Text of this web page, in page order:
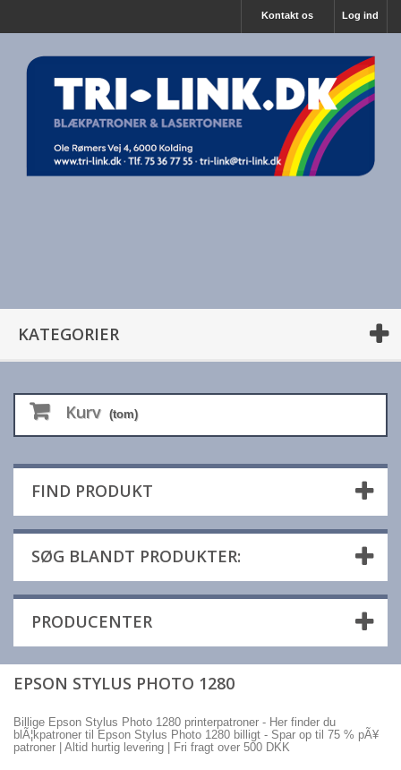
Log ind
Kontakt os
KATEGORIER
Kurv (tom)
FIND PRODUKT
SØG BLANDT PRODUKTER:
PRODUCENTER
EPSON STYLUS PHOTO 1280
Billige Epson Stylus Photo 1280 printerpatroner - Her finder du
blÃ¦kpatroner til Epson Stylus Photo 1280 billigt - Spar op til 75 % pÃ¥
patroner | Altid hurtig levering | Fri fragt over 500 DKK